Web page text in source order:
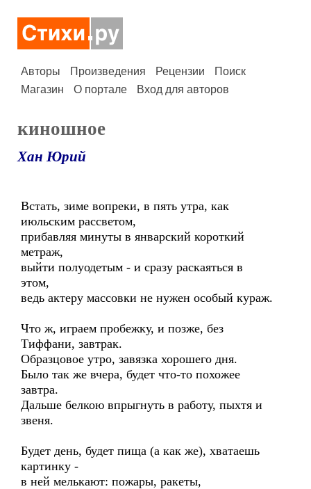
Авторы Произведения Рецензии
Поиск
Магазин
О портале Вход для авторов
киношное
Хан Юрий
Встать, зиме вопреки, в пять утра, как
июльским рассветом,
прибавляя минуты в январский короткий
метраж,
выйти полуодетым - и сразу раскаяться в
этом,
ведь актеру массовки не нужен особый кураж.
Что ж, играем пробежку, и позже, без
Тиффани, завтрак.
Образцовое утро, завязка хорошего дня.
Было так же вчера, будет что-то похожее
завтра.
Дальше белкою впрыгнуть в работу, пыхтя и
звеня.
Будет день, будет пища (а как же), хватаешь
картинку -
в ней мелькают: пожары, ракеты,